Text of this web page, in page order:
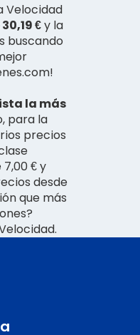
Velocidad
€y la
buscando
la más
para la
precios
€ y
desde
que más